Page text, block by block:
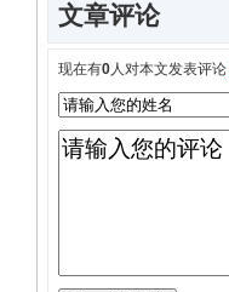
文章评论
现在有0人对本文发表评论